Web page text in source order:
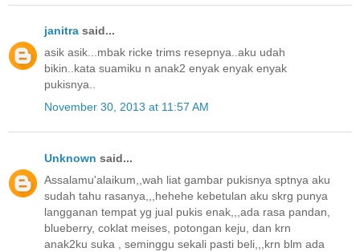
janitra said...
asik asik...mbak ricke trims resepnya..aku udah
bikin..kata suamiku n anak2 enyak enyak enyak
pukisnya..
November 30, 2013 at 11:57 AM
Unknown said...
Assalamu'alaikum,,wah liat gambar pukisnya sptnya aku
sudah tahu rasanya,,,hehehe kebetulan aku skrg punya
langganan tempat yg jual pukis enak,,,ada rasa pandan,
blueberry, coklat meises, potongan keju, dan krn
anak2ku suka , seminggu sekali pasti beli,,,krn blm ada